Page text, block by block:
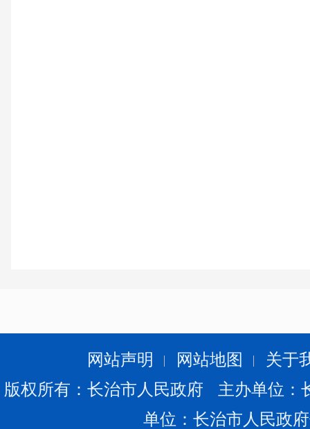
网站声明 网站地图
关于
版权所有：长治市人民政府 主办单位
单位：长治市人民政